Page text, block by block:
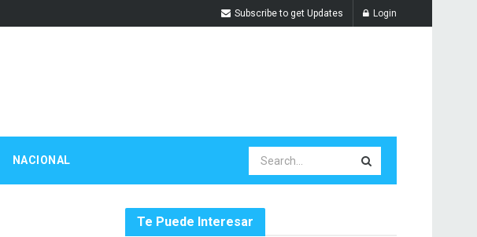
Subscribe to get Updates Login
NACIONAL
Te Puede Interesar